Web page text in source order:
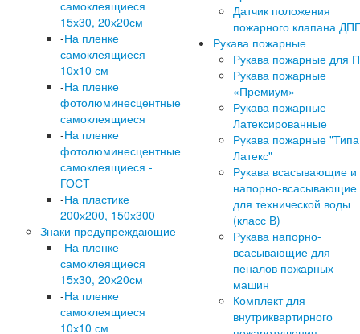
самоклеящиеся
15х30, 20х20см
-На пленке
самоклеящиеся
10х10 см
-На пленке
фотолюминесцентные
самоклеящиеся
-На пленке
фотолюминесцентные
самоклеящиеся -
ГОСТ
-На пластике
200х200, 150х300
Знаки предупреждающие
-На пленке
самоклеящиеся
15х30, 20х20см
-На пленке
самоклеящиеся
10х10 см
Датчик положения
пожарного клапана
Рукава пожарные
Рукава пожарные для
Рукава пожарные
«Премиум»
Рукава пожарные
Латексированные
Рукава пожарные "Типа
Латекс"
Рукава всасывающие и
напорно-всасывающие
для технической воды
(класс В)
Рукава напорно-
всасывающие для
пеналов пожарных
машин
Комплект для
внутриквартирного